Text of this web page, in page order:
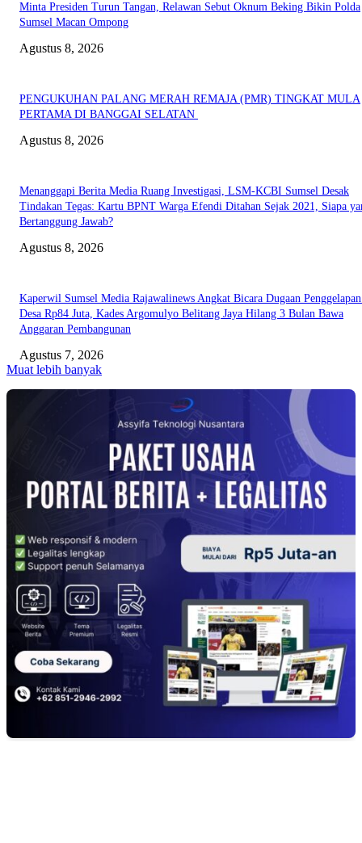
Minta Presiden Turun Tangan, Relawan Sebut Oknum Beking Bikin Polda
Sumsel Macan Ompong
Agustus 8, 2026
PENGUKUHAN PALANG MERAH REMAJA (PMR) TINGKAT MULA
PERTAMA DI BANGGAI SELATAN
Agustus 8, 2026
Menanggapi Berita Media Ruang Investigasi, LSM-KCBI Sumsel Desak
Tindakan Tegas: Kartu BPNT Warga Efendi Ditahan Sejak 2021, Siapa
Bertanggung Jawab?
Agustus 8, 2026
Kaperwil Sumsel Media Rajawalinews Angkat Bicara Dugaan
Desa Rp84 Juta, Kades Argomulyo Belitang Jaya Hilang 3 Bulan Bawa
Anggaran Pembangunan
Agustus 7, 2026
Muat lebih banyak